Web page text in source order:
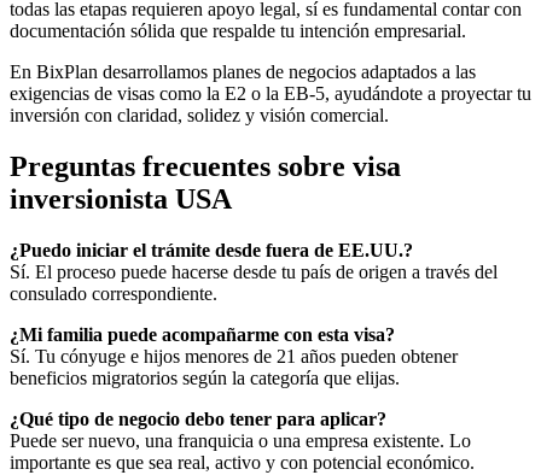
todas las etapas requieren apoyo legal, sí es fundamental contar con
documentación sólida que respalde tu intención empresarial.
En BixPlan desarrollamos planes de negocios adaptados a las
exigencias de visas como la E2 o la EB-5, ayudándote a proyectar tu
inversión con claridad, solidez y visión comercial.
Preguntas frecuentes sobre visa
inversionista USA
¿Puedo iniciar el trámite desde fuera de EE.UU.?
Sí. El proceso puede hacerse desde tu país de origen a través del
consulado correspondiente.
¿Mi familia puede acompañarme con esta visa?
Sí. Tu cónyuge e hijos menores de 21 años pueden obtener
beneficios migratorios según la categoría que elijas.
¿Qué tipo de negocio debo tener para aplicar?
Puede ser nuevo, una franquicia o una empresa existente. Lo
importante es que sea real, activo y con potencial económico.